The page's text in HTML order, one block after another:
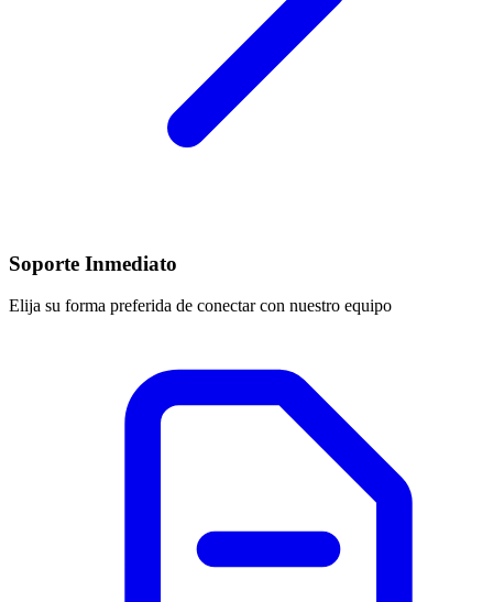
Soporte Inmediato
Elija su forma preferida de conectar con nuestro equipo